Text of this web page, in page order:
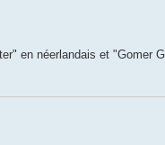
en néerlandais et "Gomer